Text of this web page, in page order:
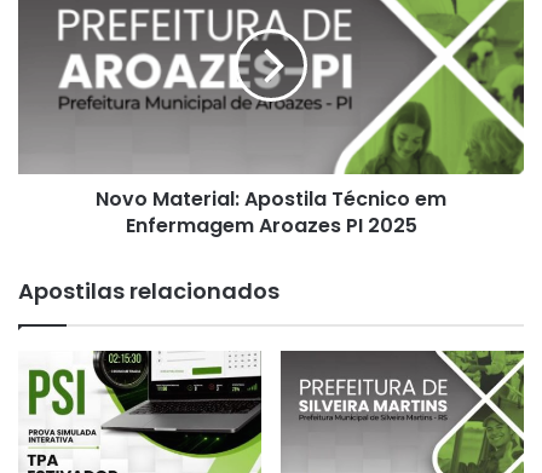
Apostila
Técnico
Enfermagem
2025
Novo Material: Apostila Técnico em
Enfermagem Aroazes PI 2025
Apostilas relacionados